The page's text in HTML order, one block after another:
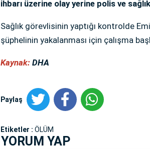
ihbarı üzerine olay yerine polis ve
Sağlık görevlisinin yaptığı kontrolde
şüphelinin yakalanması için çalışma
Kaynak: DHA
Paylaş
Etiketler : ÖLÜM
YORUM YAP